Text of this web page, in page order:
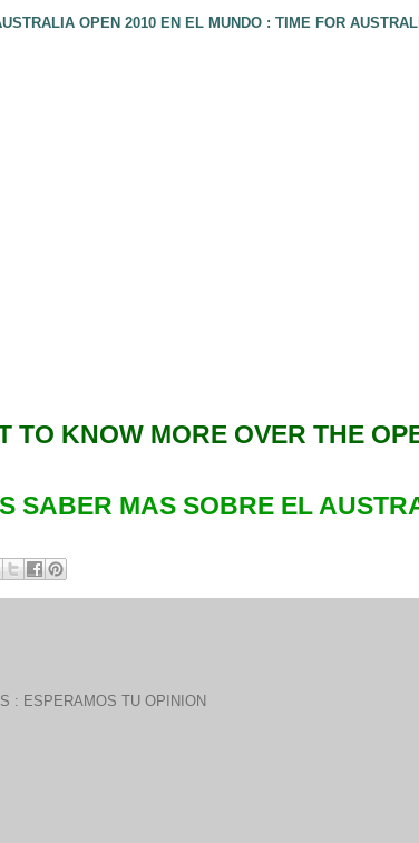
OPEN 2010 EN EL MUNDO : TIME FOR
TO KNOW MORE OVER THE
SABER MAS SOBRE EL
: ESPERAMOS TU OPINION